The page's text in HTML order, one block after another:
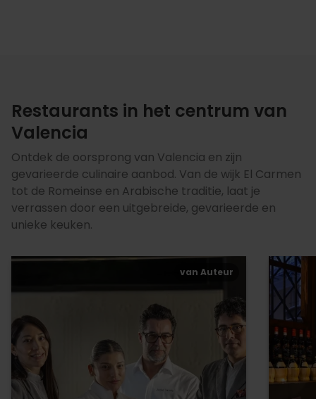
Restaurants in het centrum van
Valencia
Ontdek de oorsprong van Valencia en zijn
gevarieerde culinaire aanbod. Van de wijk El Carmen
tot de Romeinse en Arabische traditie, laat je
verrassen door een uitgebreide, gevarieerde en
unieke keuken.
van Auteur